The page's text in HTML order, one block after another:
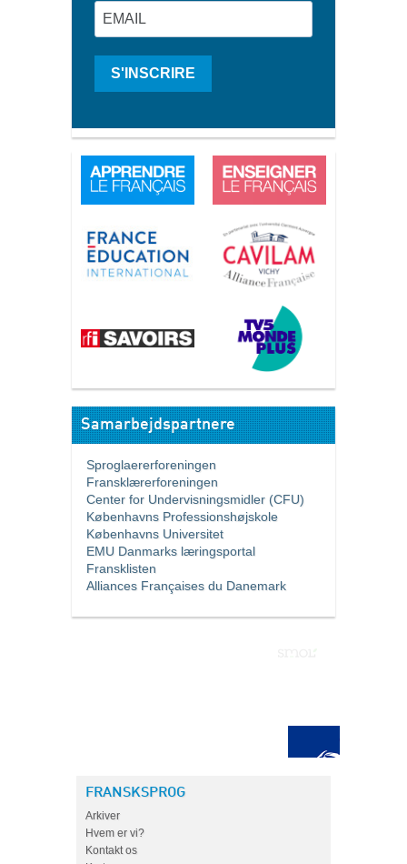
S'INSCRIRE
Samarbejdspartnere
Sproglaererforeningen
Fransklærerforeningen
Center for Undervisningsmidler (CFU)
Københavns Professionshøjskole
Københavns Universitet
EMU Danmarks læringsportal
Fransklisten
Alliances Françaises du Danemark
FRANSKSPROG
Arkiver
Hvem er vi?
Kontakt os